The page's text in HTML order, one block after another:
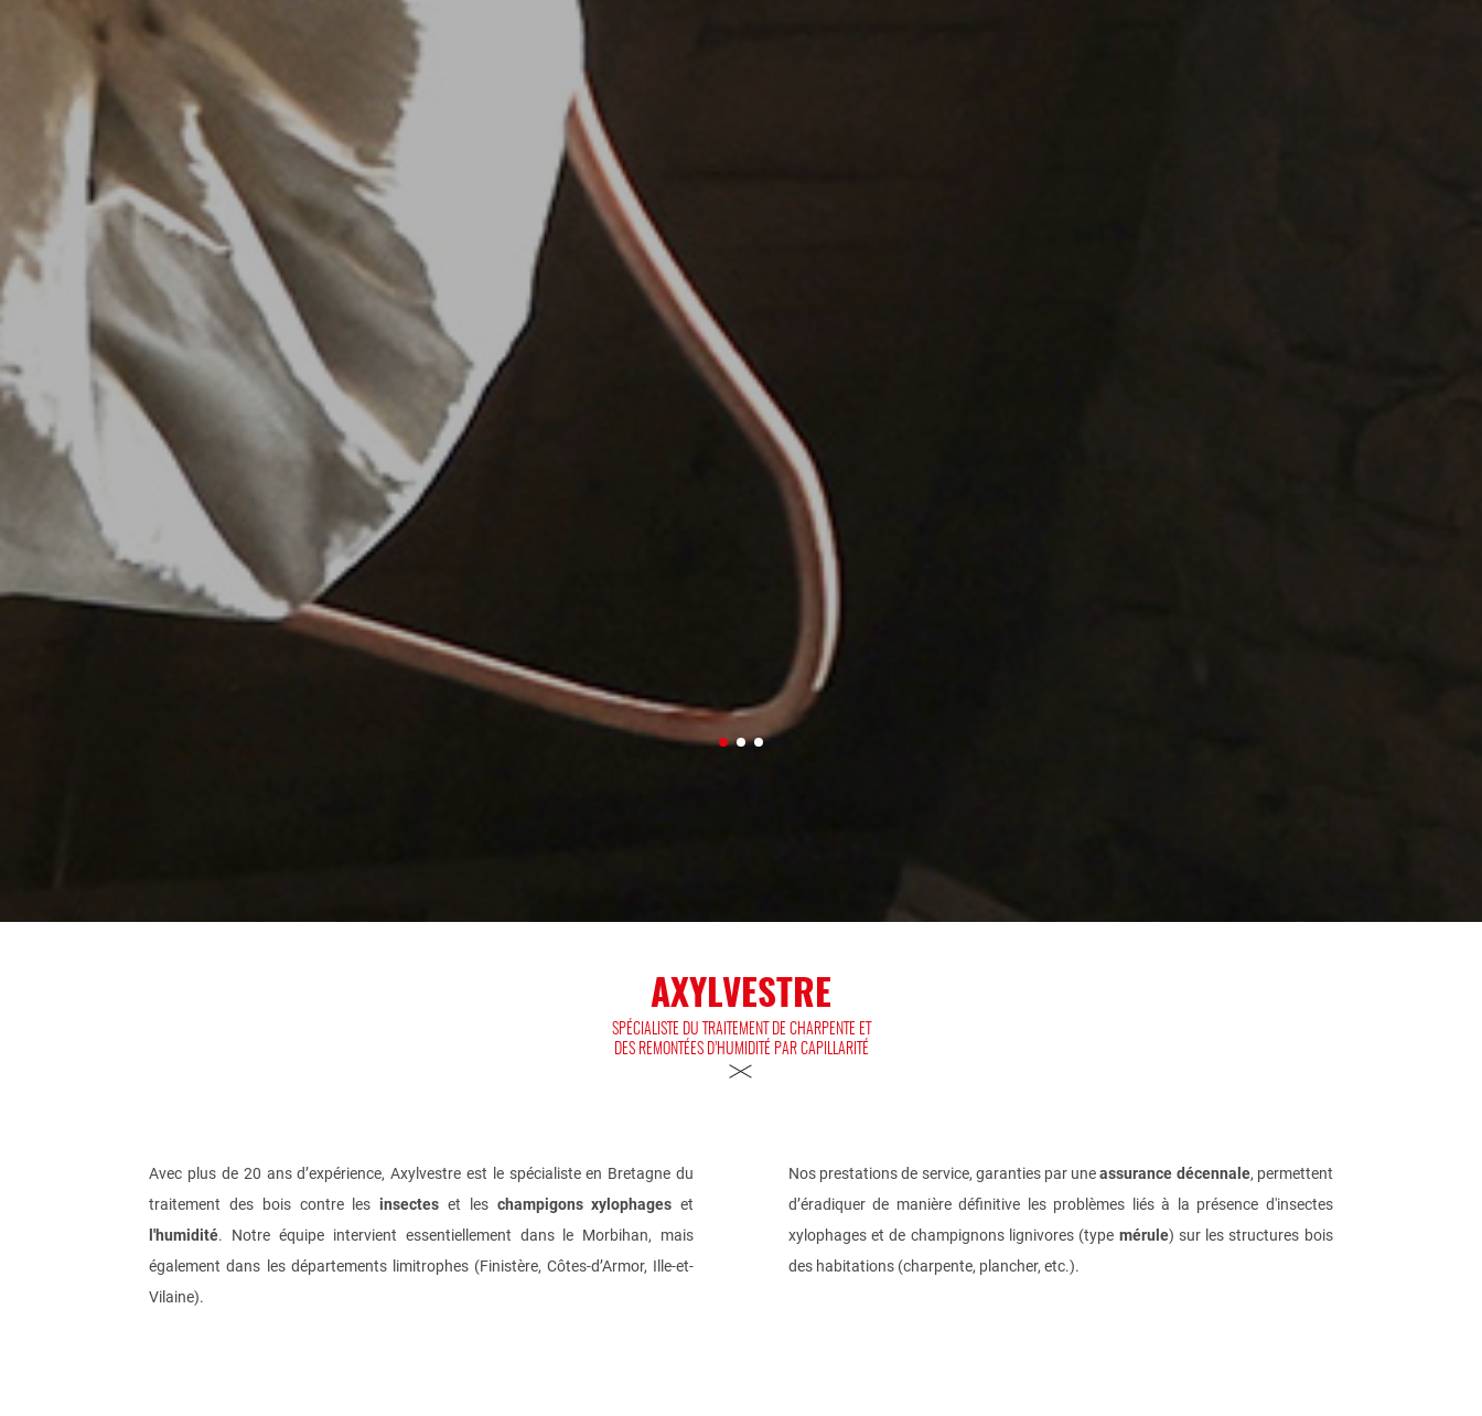
AXYLVESTRE
SPÉCIALISTE DU TRAITEMENT DE CHARPENTE ET
DES REMONTÉES D’HUMIDITÉ PAR CAPILLARITÉ
Avec plus de 20 ans d’expérience, Axylvestre est le spécialiste en Bretagne du
traitement des bois contre lesinsectes et les champigons xylophages et
l'humidité. Notre équipe intervient essentiellement dans le Morbihan, mais
également dans les départements limitrophes (Finistère, Côtes-d’Armor, Ille-et-
Vilaine).
Nos prestations de service, garanties par uneassurance décennale, permettent
d’éradiquer de manière définitive les problèmes liés à la présence d'insectes
xylophages et de champignons lignivores (type mérule) sur les structures bois
des habitations (charpente, plancher, etc.).